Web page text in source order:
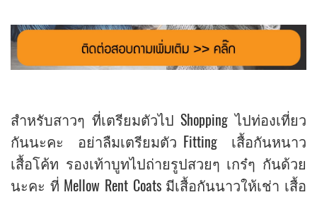
สำหรับสาวๆ ที่เตรียมตัวไป Shopping ไปท่องเที่ยว
กันนะคะ อย่าลืมเตรียมตัว Fitting เสื้อกันหนาว
เสื้อโค้ท รองเท้าบูทไปถ่ายรูปสวยๆ เกร๋ๆ กันด้วย
นะคะ ที่ Mellow Rent Coats มีเสื้อกันนาวให้เช่า เสื้อ